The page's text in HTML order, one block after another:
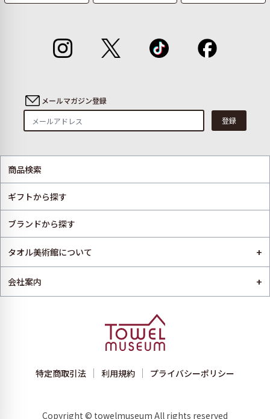
メールマガジン登録
登録
商品検索
ギフトから探す
ブランドから探す
タオル美術館について +
会社案内 +
特定商取引法 利用規約 プライバシーポリシー
Copyright © towelmuseum All rights reserved